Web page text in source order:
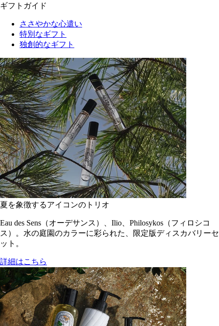
ギフトガイド
ささやかな心遣い
特別なギフト
独創的なギフト
夏を象徴するアイコンのトリオ
Eau des Sens（オーデサンス）、Ilio、Philosykos（フィロシコ
ス）。水の庭園のカラーに彩られた、限定版ディスカバリーセ
ット。
詳細はこちら